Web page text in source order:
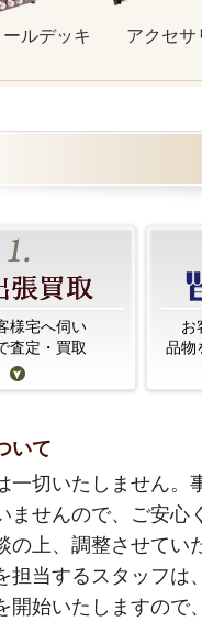
ルデッキ アクセサ
様宅へ伺い
査定・買取
お
品物
いて
一切いたしません。
ませんので、ご安心
の上、調整させてい
担当するスタッフは
開始いたしますので